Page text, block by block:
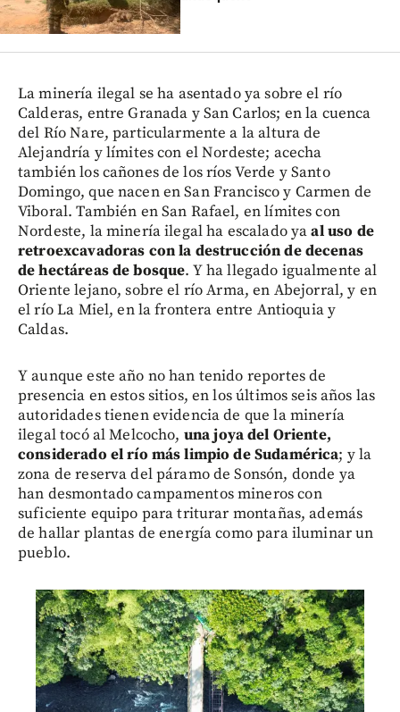
La minería ilegal se ha asentado ya sobre el río
Calderas, entre Granada y San Carlos; en la cuenca
del Río Nare, particularmente a la altura de
Alejandría y límites con el Nordeste; acecha
también los cañones de los ríos Verde y Santo
Domingo, que nacen en San Francisco y Carmen de
Viboral. También en San Rafael, en límites con
Nordeste, la minería ilegal ha escalado yaal uso de
retroexcavadoras con la destrucción de decenas
de hectáreas de bosque. Y ha llegado igualmente al
Oriente lejano, sobre el río Arma, en Abejorral, y en
el río La Miel, en la frontera entre Antioquia y
Caldas.
Y aunque este año no han tenido reportes de
presencia en estos sitios, en los últimos seis años las
autoridades tienen evidencia de que la minería
ilegal tocó al Melcocho, una joya del Oriente,
considerado el río más limpio de Sudamérica; y la
zona de reserva del páramo de Sonsón, donde ya
han desmontado campamentos mineros con
suficiente equipo para triturar montañas, además
de hallar plantas de energía como para iluminar un
pueblo.